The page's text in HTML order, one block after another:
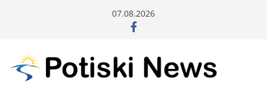
07.08.2026